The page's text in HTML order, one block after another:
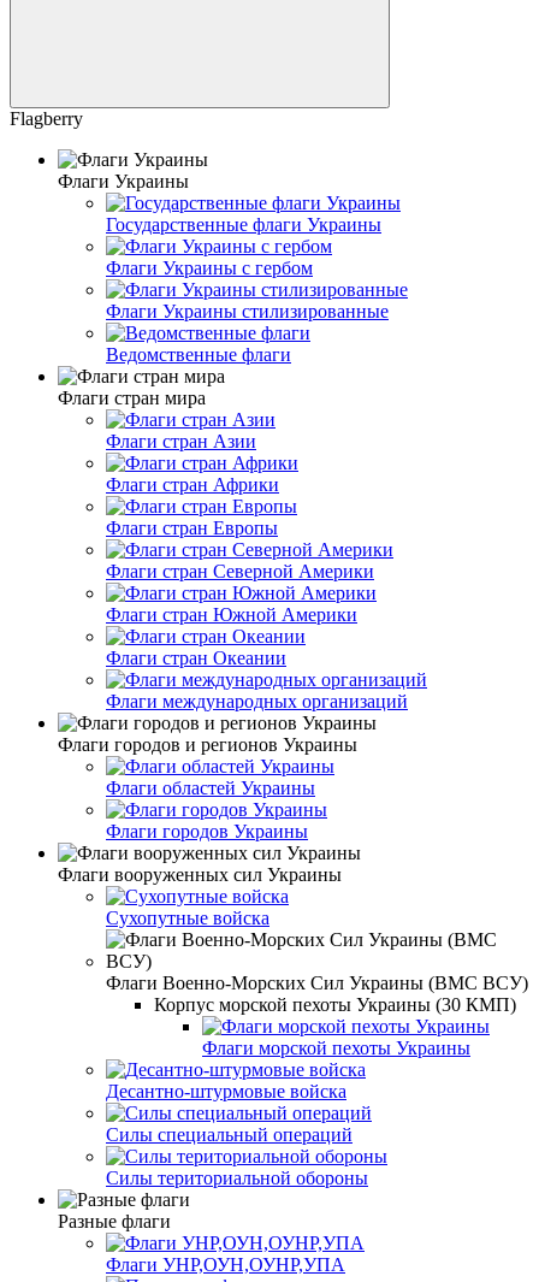
Flagberry
Флаги Украины
Государственные флаги Украины
Флаги Украины с гербом
Флаги Украины стилизированные
Ведомственные флаги
Флаги стран мира
Флаги стран Азии
Флаги стран Африки
Флаги стран Европы
Флаги стран Северной Америки
Флаги стран Южной Америки
Флаги стран Океании
Флаги международных организаций
Флаги городов и регионов Украины
Флаги областей Украины
Флаги городов Украины
Флаги вооруженных сил Украины
Сухопутные войска
Флаги Военно-Морских Сил Украины (ВМС ВСУ)
Корпус морской пехоты Украины (30 КМП)
Флаги морской пехоты Украины
Десантно-штурмовые войска
Силы специальный операций
Силы териториальной обороны
Разные флаги
Флаги УНР,ОУН,ОУНР,УПА